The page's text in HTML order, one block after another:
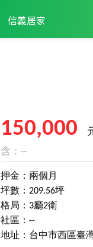
信義居家
150,000
含：--
押金：兩個月
坪數：209.56坪
格局：3廳2衛
社區：--
地址：台中市西區臺